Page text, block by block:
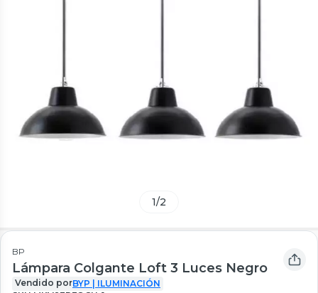
1/2
BP
Lámpara Colgante Loft 3 Luces Negro
Vendido porBYP | ILUMINACIÓN